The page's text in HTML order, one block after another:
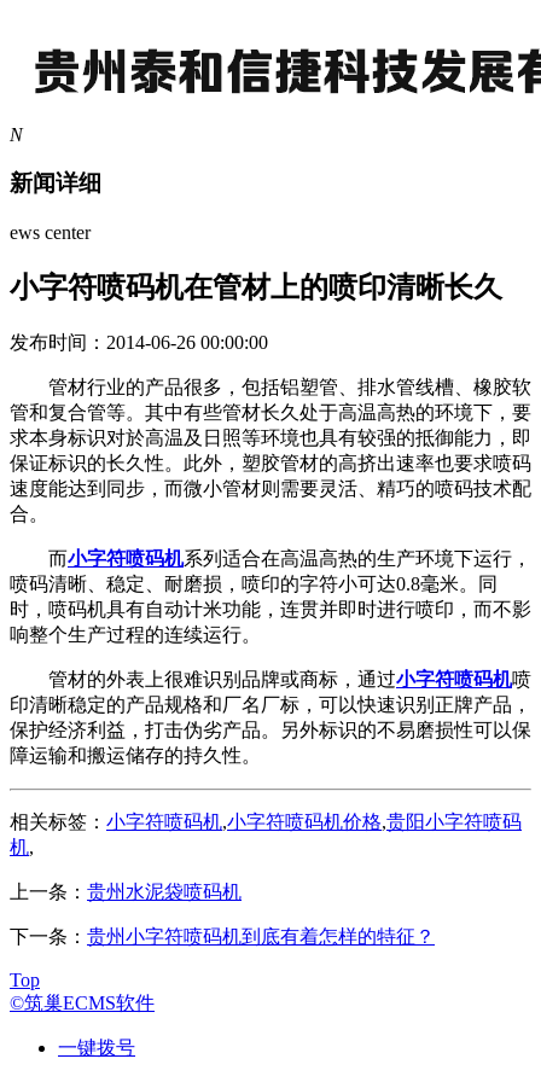
N
新闻详细
ews center
小字符喷码机在管材上的喷印清晰长久
发布时间：2014-06-26 00:00:00
管材行业的产品很多，包括铝塑管、排水管线槽、橡胶软
管和复合管等。其中有些管材长久处于高温高热的环境下，要
求本身标识对於高温及日照等环境也具有较强的抵御能力，即
保证标识的长久性。此外，塑胶管材的高挤出速率也要求喷码
速度能达到同步，而微小管材则需要灵活、精巧的喷码技术配
合。
而小字符喷码机系列适合在高温高热的生产环境下运行，
喷码清晰、稳定、耐磨损，喷印的字符小可达0.8毫米。同
时，喷码机具有自动计米功能，连贯并即时进行喷印，而不影
响整个生产过程的连续运行。
管材的外表上很难识别品牌或商标，通过小字符喷码机喷
印清晰稳定的产品规格和厂名厂标，可以快速识别正牌产品，
保护经济利益，打击伪劣产品。另外标识的不易磨损性可以保
障运输和搬运储存的持久性。
相关标签： 小字符喷码机,小字符喷码机价格,贵阳小字符喷码
机,
上一条： 贵州水泥袋喷码机
下一条： 贵州小字符喷码机到底有着怎样的特征？
Top
©筑巢ECMS软件
一键拨号